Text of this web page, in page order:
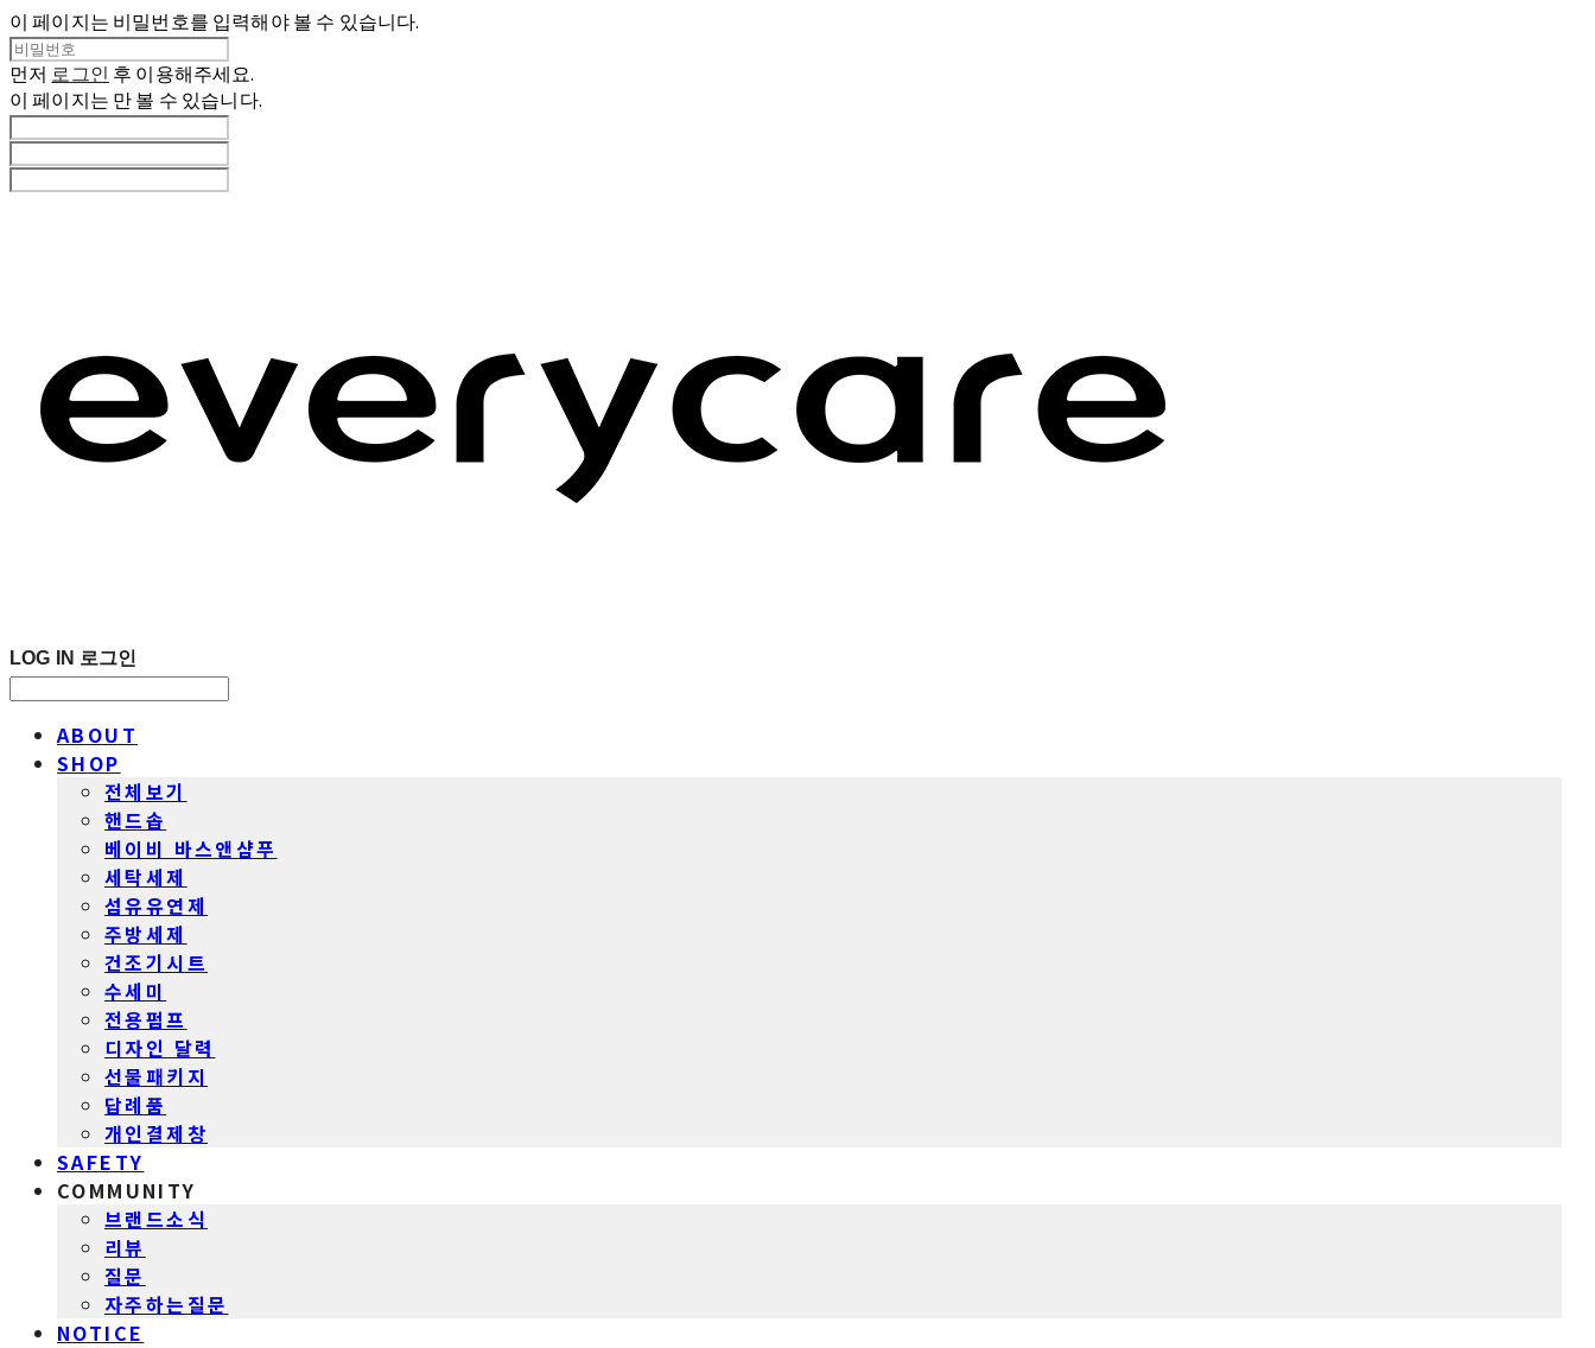
이 페이지는 비밀번호를 입력해야 볼 수 있습니다.
먼저 로그인 후 이용해주세요.
이 페이지는 만 볼 수 있습니다.
LOG IN 로그인
ABOUT
SHOP
전체보기
핸드솝
베이비 바스앤샴푸
세탁세제
섬유유연제
주방세제
건조기시트
수세미
전용펌프
디자인 달력
선물패키지
답례품
개인결제창
SAFETY
COMMUNITY
브랜드소식
리뷰
질문
자주하는질문
NOTICE